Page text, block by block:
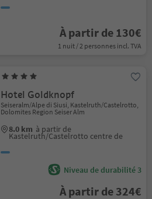
À partir de 130€
1 nuit / 2 personnes incl. TVA
Hotel Goldknopf
Seiseralm/Alpe di Siusi, Kastelruth/Castelrotto,
Dolomites Region Seiser Alm
8.0 km à partir de
Kastelruth/Castelrotto centre de
Niveau de durabilité 3
À partir de 324€